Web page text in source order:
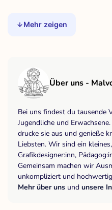
Mehr zeigen
Über uns -
Bei uns findest du tausende
Jugendliche und
drucke sie aus und genieße
Liebsten. Wir sind ein
Grafikdesigner:inn,
Gemeinsam machen wir
unkompliziert und
Mehr über uns und unsere